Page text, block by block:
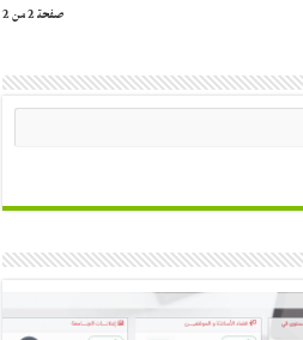
صفحة 2 من 2